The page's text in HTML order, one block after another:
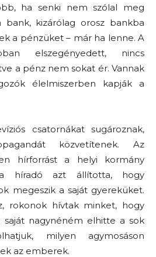
ha senki nem szólal meg
bank, kizárólag orosz bankba
a pénzüket – már ha lenne. A
elszegényedett, nincs
a pénz nem sokat ér. Vannak
élelmiszerben kapják a
csatornákat sugároznak,
közvetítenek. Az
hírforrást a helyi kormány
a híradó azt állította, hogy
megeszik a saját gyereküket.
rokonok hívtak minket, hogy
saját nagynéném elhitte a sok
milyen agymosáson
az emberek.